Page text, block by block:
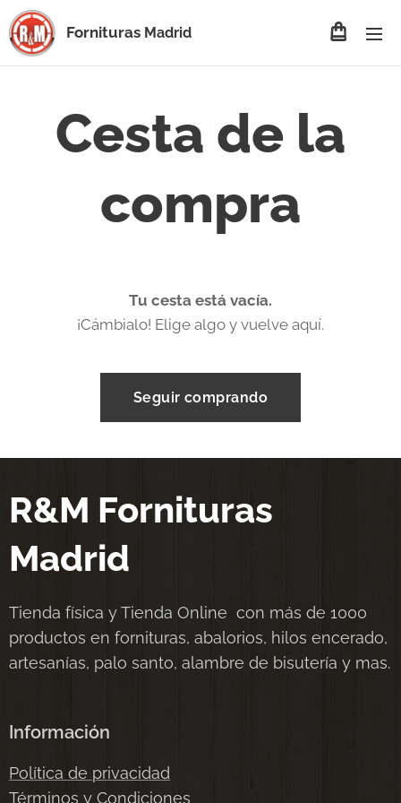
Fornituras Madrid
Cesta de la
compra
Tu cesta está vacía.
¡Cámbialo! Elige algo y vuelve aquí.
Seguir comprando
R&M Fornituras
Madrid
Tienda física y Tienda Online con más de 1000
productos en fornituras, abalorios, hilos encerado,
artesanías, palo santo, alambre de bisutería y mas.
Información
Política de privacidad
Términos y Condiciones